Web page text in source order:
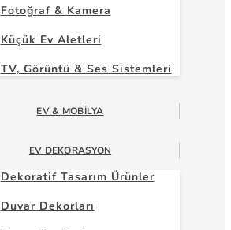
Fotoğraf & Kamera
Küçük Ev Aletleri
TV, Görüntü & Ses Sistemleri
EV & MOBILYA
EV DEKORASYON
Dekoratif Tasarım Ürünler
Duvar Dekorları